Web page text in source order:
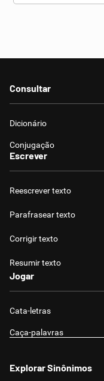
Consultar
Dicionário
Conjugação
Escrever
Reescrever texto
Parafrasear texto
Corrigir texto
Resumir texto
Jogar
Cata-letras
Caça-palavras
Explorar Sinônimos